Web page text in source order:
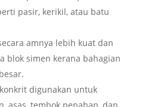
pasir, kerikil, atau batu
amnya lebih kuat dan
blok simen kerana bahagian
digunakan untuk